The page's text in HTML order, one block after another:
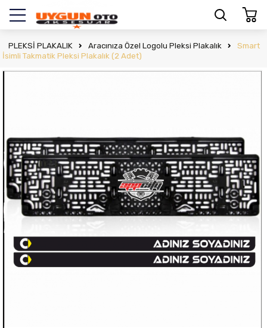
PLEKSİ PLAKALIK Aracınıza Özel Logolu Pleksi Plakalık
Smart
İsimli Takmatik Pleksi Plakalık (2 Adet)